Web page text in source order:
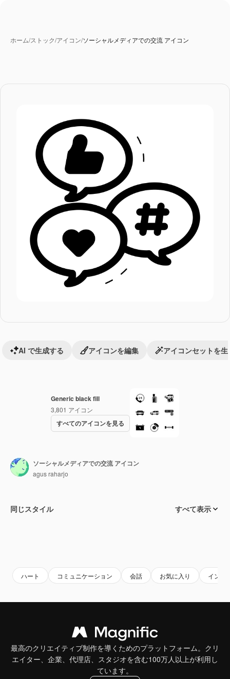
ホーム/ストック/アイコン/ソーシャルメディアでの交流 アイコン
Generic black fill
3,801 アイコン
すべてのアイコンを見る
AI で生成する アイコンを編集 アイコンセットを生
ソーシャルメディアでの交流 アイコン
agus raharjo
同じスタイル すべて表示
ハート コミュニケーション 会話 お気に入り インタ
最高のクリエイティブ制作を導くためのプラットフォーム。クリ
エイター、企業、代理店、スタジオを含む100万人以上が利用し
ています。